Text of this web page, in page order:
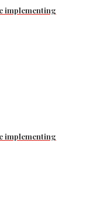
implementing
implementing